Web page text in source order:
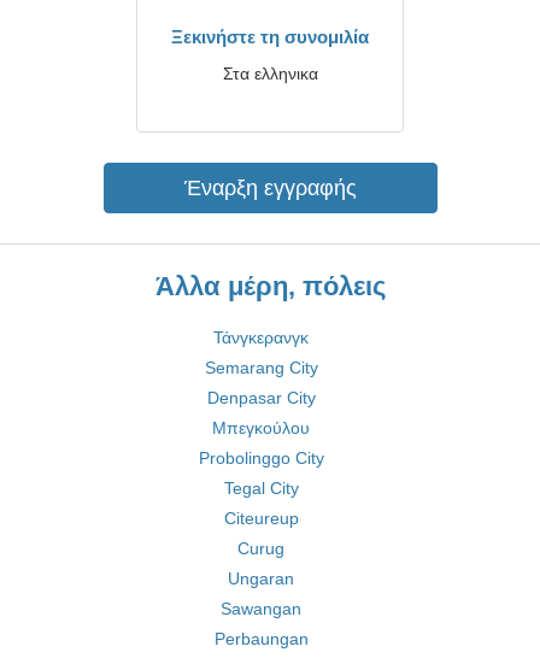
Ξεκινήστε τη συνομιλία
Στα ελληνικα
Έναρξη εγγραφής
Άλλα μέρη, πόλεις
Τάνγκερανγκ
Semarang City
Denpasar City
Μπεγκούλου
Probolinggo City
Tegal City
Citeureup
Curug
Ungaran
Sawangan
Perbaungan